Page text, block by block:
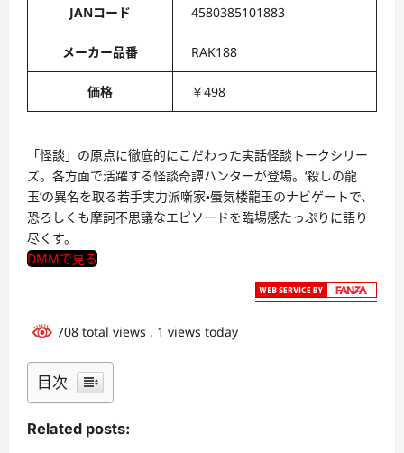
JANコード 4580385101883
メーカー品番 RAK188
価格 ￥498
「怪談」の原点に徹底的にこだわった実話怪談トークシリー
ズ。各方面で活躍する怪談奇譚ハンターが登場。‘殺しの龍
玉’の異名を取る若手実力派噺家・蜃気楼龍玉のナビゲートで、
恐ろしくも摩訶不思議なエピソードを臨場感たっぷりに語り
尽くす。
DMMで見る
708 total views , 1 views today
目次
Related posts: